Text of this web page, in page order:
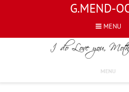
G.MEND-
MENU
MENU
SPANISH